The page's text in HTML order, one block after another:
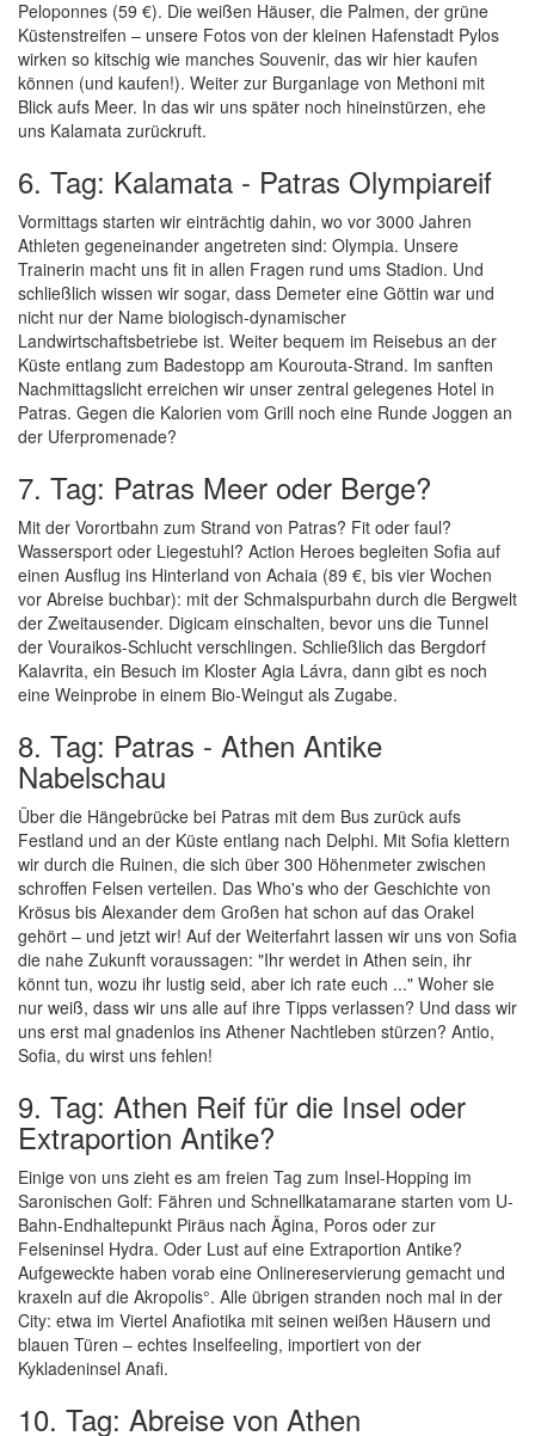
Peloponnes (59 €). Die weißen Häuser, die Palmen, der grüne
Küstenstreifen – unsere Fotos von der kleinen Hafenstadt Pylos
wirken so kitschig wie manches Souvenir, das wir hier kaufen
können (und kaufen!). Weiter zur Burganlage von Methoni mit
Blick aufs Meer. In das wir uns später noch hineinstürzen, ehe
uns Kalamata zurückruft.
6. Tag: Kalamata - Patras Olympiareif
Vormittags starten wir einträchtig dahin, wo vor 3000 Jahren
Athleten gegeneinander angetreten sind: Olympia. Unsere
Trainerin macht uns fit in allen Fragen rund ums Stadion. Und
schließlich wissen wir sogar, dass Demeter eine Göttin war und
nicht nur der Name biologisch-dynamischer
Landwirtschaftsbetriebe ist. Weiter bequem im Reisebus an der
Küste entlang zum Badestopp am Kourouta-Strand. Im sanften
Nachmittagslicht erreichen wir unser zentral gelegenes Hotel in
Patras. Gegen die Kalorien vom Grill noch eine Runde Joggen an
der Uferpromenade?
7. Tag: Patras Meer oder Berge?
Mit der Vorortbahn zum Strand von Patras? Fit oder faul?
Wassersport oder Liegestuhl? Action Heroes begleiten Sofia auf
einen Ausflug ins Hinterland von Achaia (89 €, bis vier Wochen
vor Abreise buchbar): mit der Schmalspurbahn durch die Bergwelt
der Zweitausender. Digicam einschalten, bevor uns die Tunnel
der Vouraikos-Schlucht verschlingen. Schließlich das Bergdorf
Kalavrita, ein Besuch im Kloster Agia Lávra, dann gibt es noch
eine Weinprobe in einem Bio-Weingut als Zugabe.
8. Tag: Patras - Athen Antike
Nabelschau
Über die Hängebrücke bei Patras mit dem Bus zurück aufs
Festland und an der Küste entlang nach Delphi. Mit Sofia klettern
wir durch die Ruinen, die sich über 300 Höhenmeter zwischen
schroffen Felsen verteilen. Das Who's who der Geschichte von
Krösus bis Alexander dem Großen hat schon auf das Orakel
gehört – und jetzt wir! Auf der Weiterfahrt lassen wir uns von Sofia
die nahe Zukunft voraussagen: "Ihr werdet in Athen sein, ihr
könnt tun, wozu ihr lustig seid, aber ich rate euch ..." Woher sie
nur weiß, dass wir uns alle auf ihre Tipps verlassen? Und dass wir
uns erst mal gnadenlos ins Athener Nachtleben stürzen? Antio,
Sofia, du wirst uns fehlen!
9. Tag: Athen Reif für die Insel oder
Extraportion Antike?
Einige von uns zieht es am freien Tag zum Insel-Hopping im
Saronischen Golf: Fähren und Schnellkatamarane starten vom U-
Bahn-Endhaltepunkt Piräus nach Ägina, Poros oder zur
Felseninsel Hydra. Oder Lust auf eine Extraportion Antike?
Aufgeweckte haben vorab eine Onlinereservierung gemacht und
kraxeln auf die Akropolis°. Alle übrigen stranden noch mal in der
City: etwa im Viertel Anafiotika mit seinen weißen Häusern und
blauen Türen – echtes Inselfeeling, importiert von der
Kykladeninsel Anafi.
10. Tag: Abreise von Athen